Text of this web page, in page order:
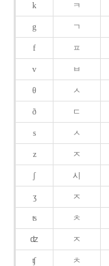
k ㅋ
g ㄱ
f ㅍ
v ㅂ
θ ㅅ
ð ㄷ
s ㅅ
z ㅈ
ʃ 시
ʒ ㅈ
ʦ ㅊ
ʣ ㅈ
ʧ ㅊ